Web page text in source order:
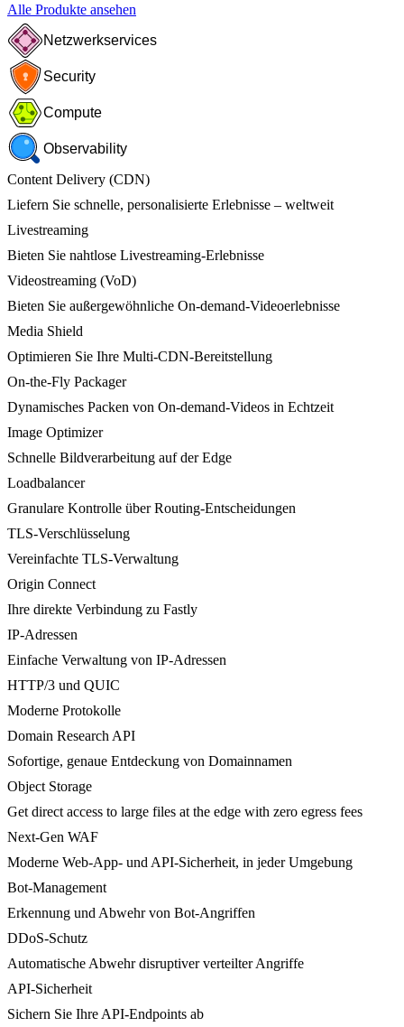
Alle Produkte ansehen
Netzwerkservices
Security
Compute
Observability
Content Delivery (CDN)
Liefern Sie schnelle, personalisierte Erlebnisse – weltweit
Livestreaming
Bieten Sie nahtlose Livestreaming-Erlebnisse
Videostreaming (VoD)
Bieten Sie außergewöhnliche On-demand-Videoerlebnisse
Media Shield
Optimieren Sie Ihre Multi-CDN-Bereitstellung
On-the-Fly Packager
Dynamisches Packen von On-demand-Videos in Echtzeit
Image Optimizer
Schnelle Bildverarbeitung auf der Edge
Loadbalancer
Granulare Kontrolle über Routing-Entscheidungen
TLS-Verschlüsselung
Vereinfachte TLS-Verwaltung
Origin Connect
Ihre direkte Verbindung zu Fastly
IP-Adressen
Einfache Verwaltung von IP-Adressen
HTTP/3 und QUIC
Moderne Protokolle
Domain Research API
Sofortige, genaue Entdeckung von Domainnamen
Object Storage
Get direct access to large files at the edge with zero egress fees
Next-Gen WAF
Moderne Web-App- und API-Sicherheit, in jeder Umgebung
Bot-Management
Erkennung und Abwehr von Bot-Angriffen
DDoS-Schutz
Automatische Abwehr disruptiver verteilter Angriffe
API-Sicherheit
Sichern Sie Ihre API-Endpoints ab